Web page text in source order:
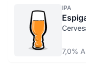
IPA
7,0%